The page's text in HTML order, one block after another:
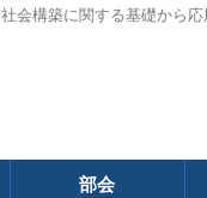
会構築に関する基礎から
部会